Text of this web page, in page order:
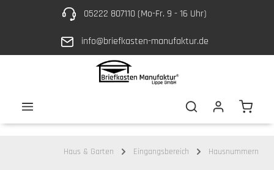
Zum Hauptinhalt springen05222 807110 (Mo-Fr. 9 - 16 Uhr)
info@briefkasten-manufaktur.de
Haus & Garten Eingangsbereich Hausnummern